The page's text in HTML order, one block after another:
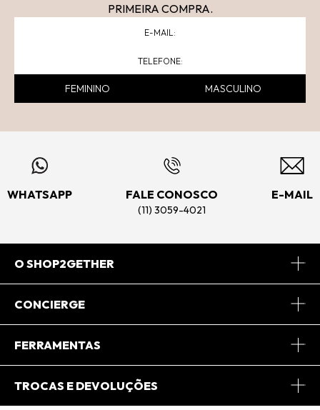
PRIMEIRA COMPRA.
FEMININO MASCULINO
WHATSAPP FALE CONOSCO
(11) 3059-4021
E-MAIL
O SHOP2GETHER
Sobre Nós
Journal
CONCIERGE
Central de Relacionamento
FERRAMENTAS
Minha Conta
TROCAS E DEVOLUÇÕES